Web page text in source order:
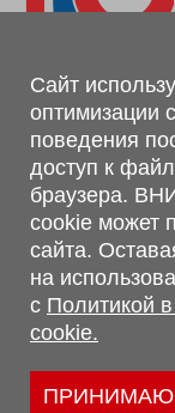
Магазин,
г. Минск, Минский
223062
г. Брест, ул.
Обращаем Ваше
информация,
характеристик,
сервисного
не является
Гражданского
Политика
Политикой в
Сайт
оптимизации
поведения
доступ к
браузера.
cookie может
сайта.
на
с Политикой
cookie.
ПРИНИМАЮ